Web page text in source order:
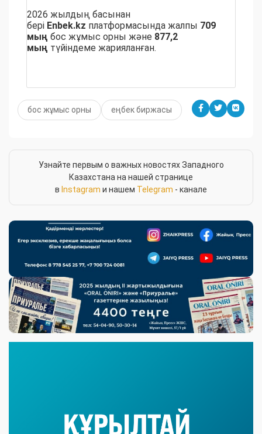
2026 жылдың басынан
бері Enbek.kz платформасында жалпы 709
мың бос жұмыс орны және 877,2
мың түйіндеме жарияланған.
бос жұмыс орны еңбек биржасы
Узнайте первым о важных новостях Западного
Казахстана на нашей странице
в Instagram и нашем Telegram - канале